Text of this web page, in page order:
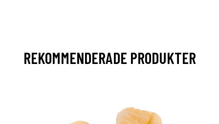
REKOMMENDERADE PRODUKTER